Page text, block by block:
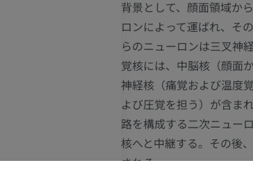
背景として、顔面領域か
ロンによって運ばれ、そ
らのニューロンは三叉神
覚核には、中脳核（顔面
神経核（痛覚および温度
よび圧覚を担う）が含ま
路を構成する二次ニュー
核へと中継する。その後
される。